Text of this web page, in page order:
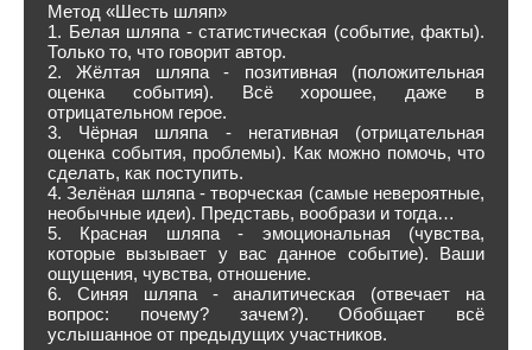
Метод «Шесть шляп»
1. Белая шляпа - статистическая (событие, факты).
Только то, что говорит автор.
2. Жёлтая шляпа - позитивная (положительная
оценка события). Всё хорошее, даже в
отрицательном герое.
3. Чёрная шляпа - негативная (отрицательная
оценка события, проблемы). Как можно помочь, что
сделать, как поступить.
4. Зелёная шляпа - творческая (самые невероятные,
необычные идеи). Представь, вообрази и тогда…
5. Красная шляпа - эмоциональная (чувства,
которые вызывает у вас данное событие). Ваши
ощущения, чувства, отношение.
6. Синяя шляпа - аналитическая (отвечает на
вопрос: почему? зачем?). Обобщает всё
услышанное от предыдущих участников.